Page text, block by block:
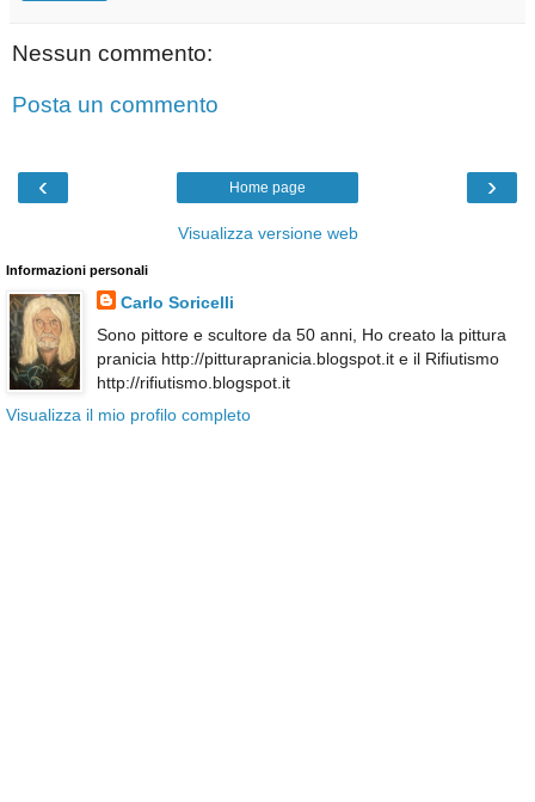
Nessun commento:
Posta un commento
‹ ›
Home page
Visualizza versione web
Informazioni personali
Carlo Soricelli
Sono pittore e scultore da 50 anni, Ho creato la pittura
pranicia http://pitturapranicia.blogspot.it e il Rifiutismo
http://rifiutismo.blogspot.it
Visualizza il mio profilo completo